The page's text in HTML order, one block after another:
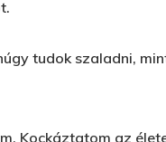
tudok szaladni,
Kockáztatom az